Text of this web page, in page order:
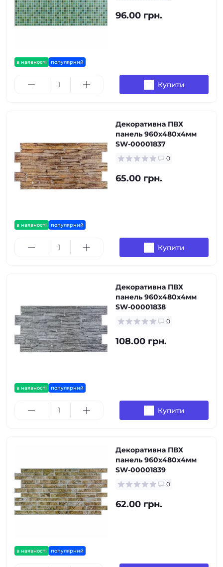
в наявності популярний
96.00 грн.
Купити
в наявності популярний
Декоративна ПВХ
панель 960х480х4мм
SW-00001837
0
65.00 грн.
Купити
в наявності популярний
Декоративна ПВХ
панель 960х480х4мм
SW-00001838
0
108.00 грн.
Купити
в наявності популярний
Декоративна ПВХ
панель 960х480х4мм
SW-00001839
0
62.00 грн.